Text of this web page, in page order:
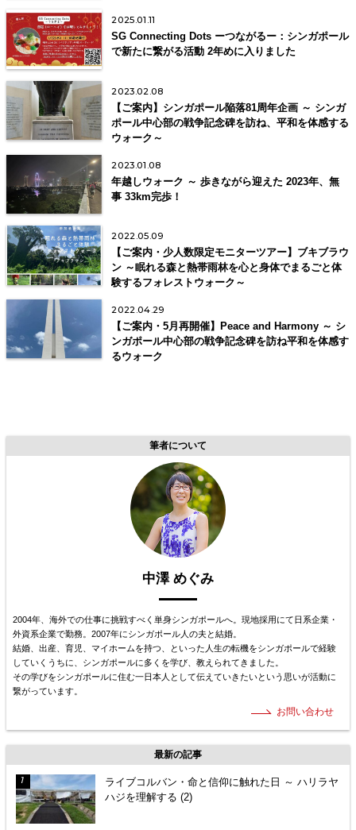
2025.01.11
SG Connecting Dots ーつながるー：シンガポール
で新たに繋がる活動 2年めに入りました
2023.02.08
【ご案内】シンガポール陥落81周年企画 ～ シンガ
ポール中心部の戦争記念碑を訪ね、平和を体感する
ウォーク～
2023.01.08
年越しウォーク ～ 歩きながら迎えた 2023年、無
事 33km完歩！
2022.05.09
【ご案内・少人数限定モニターツアー】ブキブラウ
ン ～眠れる森と熱帯雨林を心と身体でまるごと体
験するフォレストウォーク～
2022.04.29
【ご案内・5月再開催】Peace and Harmony ～ シ
ンガポール中心部の戦争記念碑を訪ね平和を体感す
るウォーク
筆者について
中澤 めぐみ
2004年、海外での仕事に挑戦すべく単身シンガポールへ。現地採用にて日系企業・
外資系企業で勤務。2007年にシンガポール人の夫と結婚。
結婚、出産、育児、マイホームを持つ、といった人生の転機をシンガポールで経験
していくうちに、シンガポールに多くを学び、教えられてきました。
その学びをシンガポールに住む一日本人として伝えていきたいという思いが活動に
繋がっています。
お問い合わせ
最新の記事
ライブコルバン・命と信仰に触れた日 ～ ハリラヤ
ハジを理解する (2)